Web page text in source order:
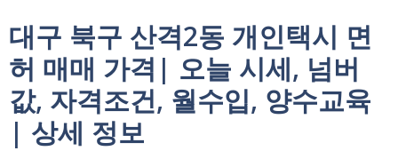
대구 북구 산격2동 개인택시 면
허 매매 가격| 오늘 시세, 넘버
값, 자격조건, 월수입, 양수교육
| 상세 정보